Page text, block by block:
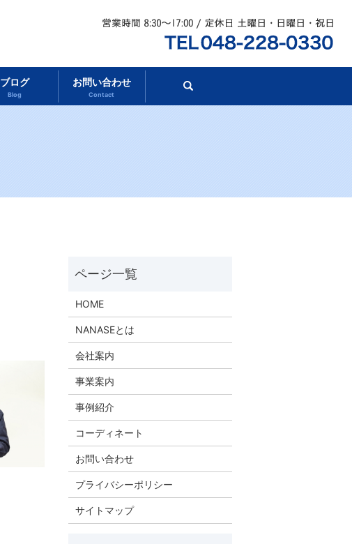
ブログ
Blog
お問い合わせ
Contact search
HOME
NANASEとは
会社案内
事業案内
事例紹介
コーディネート
お問い合わせ
プライバシーポリシー
サイトマップ